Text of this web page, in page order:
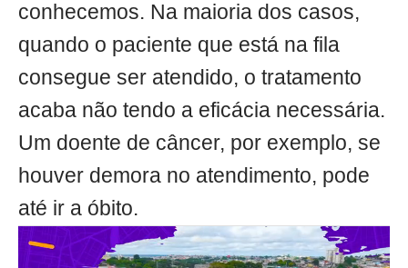
conhecemos. Na maioria dos casos,
quando o paciente que está na fila
consegue ser atendido, o tratamento
acaba não tendo a eficácia necessária.
Um doente de câncer, por exemplo, se
houver demora no atendimento, pode
até ir a óbito.